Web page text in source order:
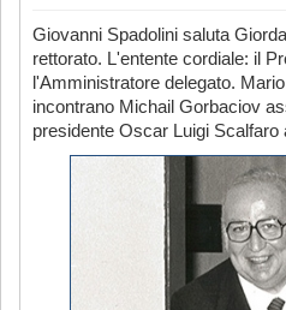
Giovanni Spadolini saluta
rettorato. L'entente cordiale: il
l'Amministratore delegato.
incontrano Michail Gorbaciov
presidente Oscar Luigi Scalfaro